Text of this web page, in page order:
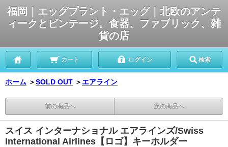
福岡｜エッグプラント・エッグ｜北欧のアンテ
ィークとビンテージ。食器、ファブリック、雑
貨の店
カート ログイン 検索
ホーム ＞SOLD OUT ＞ エアライン
前の商品へ 次の商品へ
スイス インターナショナル エアラインズ/Swiss
International Airlines【ロゴ】キーホルダー